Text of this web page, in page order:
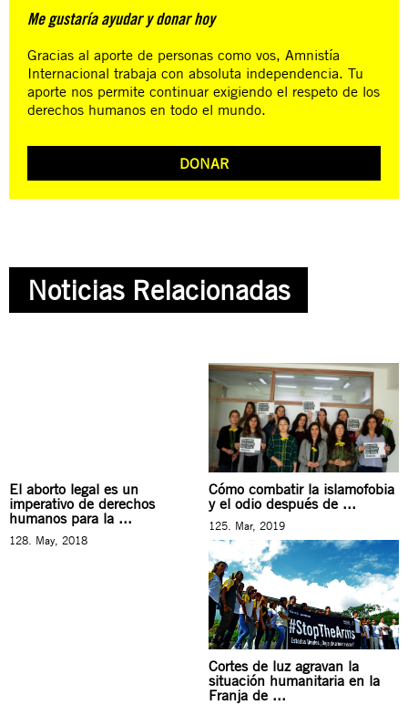
Me gustaría ayudar y donar hoy
Gracias al aporte de personas como vos, Amnistía
Internacional trabaja con absoluta independencia. Tu
aporte nos permite continuar exigiendo el respeto de los
derechos humanos en todo el mundo.
DONAR
Noticias Relacionadas
El aborto legal es un
imperativo de derechos
humanos para la ...
128. May, 2018
Cómo combatir la islamofobia
y el odio después de ...
125. Mar, 2019
Cortes de luz agravan la
situación humanitaria en la
Franja de ...